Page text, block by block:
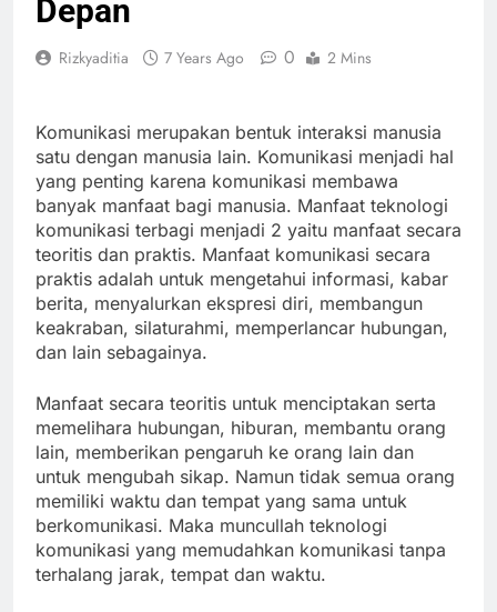
Depan
Rizkyaditia 7 Years Ago 0 2 Mins
Komunikasi merupakan bentuk interaksi manusia
satu dengan manusia lain. Komunikasi menjadi hal
yang penting karena komunikasi membawa
banyak manfaat bagi manusia. Manfaat teknologi
komunikasi terbagi menjadi 2 yaitu manfaat secara
teoritis dan praktis. Manfaat komunikasi secara
praktis adalah untuk mengetahui informasi, kabar
berita, menyalurkan ekspresi diri, membangun
keakraban, silaturahmi, memperlancar hubungan,
dan lain sebagainya.
Manfaat secara teoritis untuk menciptakan serta
memelihara hubungan, hiburan, membantu orang
lain, memberikan pengaruh ke orang lain dan
untuk mengubah sikap. Namun tidak semua orang
memiliki waktu dan tempat yang sama untuk
berkomunikasi. Maka muncullah teknologi
komunikasi yang memudahkan komunikasi tanpa
terhalang jarak, tempat dan waktu.